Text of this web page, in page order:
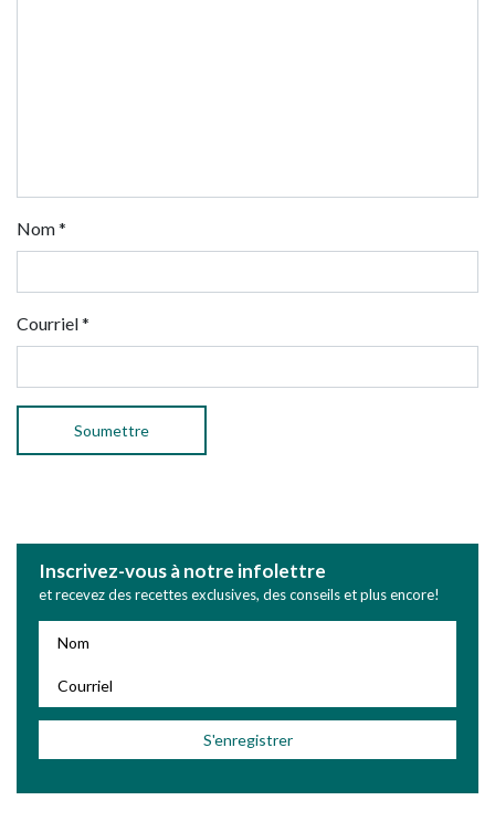
Nom*
Courriel*
Inscrivez-vous à notre infolettre
et recevez des recettes exclusives, des conseils et plus encore!